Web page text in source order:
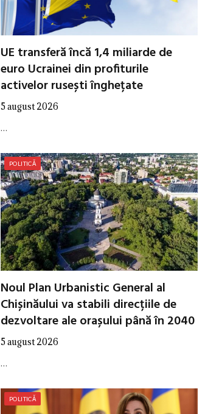
UE transferă încă 1,4 miliarde de
euro Ucrainei din profiturile
activelor rusești înghețate
5 august 2026
…
POLITICĂ
Noul Plan Urbanistic General al
Chișinăului va stabili direcțiile de
dezvoltare ale orașului până în 2040
5 august 2026
…
POLITICĂ